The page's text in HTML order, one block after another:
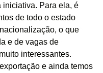
iniciativa. Para ela, é
de todo o estado
o que
e de vagas de
interessantes.
e ainda temos